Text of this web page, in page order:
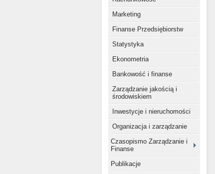
Marketing
Finanse Przedsiębiorstw
Statystyka
Ekonometria
Bankowość i finanse
Zarządzanie jakością i
środowiskiem
Inwestycje i nieruchomości
Organizacja i zarządzanie
Czasopismo Zarządzanie i
Finanse
Publikacje